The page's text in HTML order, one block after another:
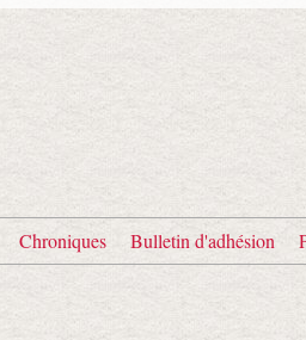
Chroniques Bulletin d'adhésion